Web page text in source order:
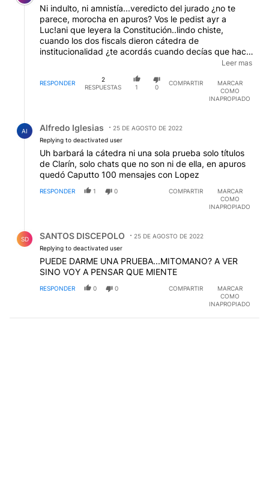
Ni indulto, ni amnistía...veredicto del jurado ¿no te
parece, morocha en apuros? Vos le pedist ayr a
Luc!ani que leyera la Constitución..lindo chiste,
cuando los dos fiscals dieron cátedra de
institucionalidad ¿te acordás cuando decías que hacía
falta esto? bueno..te están dando el gusto. Y faltan
causas...¿seguirás bailando en el balcón de la Unidad
Básica Congreso?.
Leer mas
RESPONDER
2
RESPUESTAS
1 0
COMPARTIR
MARCAR
COMO
INAPROPIADO
AI Alfredo Iglesias
25 DE AGOSTO DE 2022
Replying to deactivated user
Uh barbará la cátedra ni una sola prueba solo títulos
de Clarín, solo chats que no son ni de ella, en apuros
quedó Caputto 100 mensajes con Lopez
RESPONDER 1 0 COMPARTIR
MARCAR
COMO
INAPROPIADO
SD SANTOS DISCEPOLO
25 DE AGOSTO DE 2022
Replying to deactivated user
PUEDE DARME UNA PRUEBA...MITOMANO? A VER
SINO VOY A PENSAR QUE MIENTE
RESPONDER 0 0 COMPARTIR
MARCAR
COMO
INAPROPIADO